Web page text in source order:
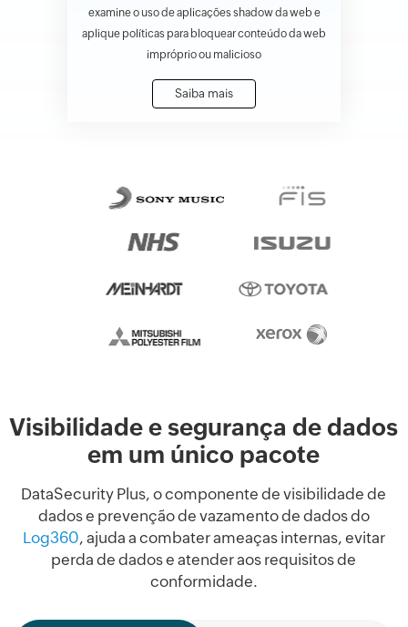
examine o uso de aplicações shadow da web e
aplique políticas para bloquear conteúdo da web
impróprio ou malicioso
Saiba mais
Visibilidade e segurança de dados
em um único pacote
DataSecurity Plus, o componente de visibilidade de
dados e prevenção de vazamento de dados do
Log360, ajuda a combater ameaças internas, evitar
perda de dados e atender aos requisitos de
conformidade.